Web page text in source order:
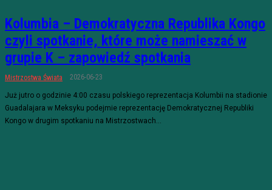
Kolumbia – Demokratyczna Republika Kongo
czyli spotkanie, które może namieszać w
grupie K – zapowiedź spotkania
Mistrzostwa Świata 2026-06-23
Już jutro o godzinie 4:00 czasu polskiego reprezentacja Kolumbii na stadionie
Guadalajara w Meksyku podejmie reprezentację Demokratycznej Republiki
Kongo w drugim spotkaniu na Mistrzostwach...